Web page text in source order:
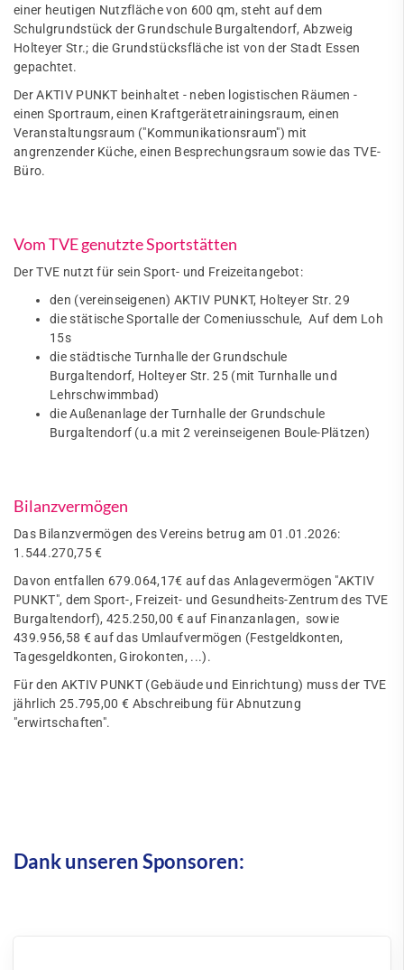
einer heutigen Nutzfläche von 600 qm, steht auf dem
Schulgrundstück der Grundschule Burgaltendorf, Abzweig
Holteyer Str.; die Grundstücksfläche ist von der Stadt Essen
gepachtet.
Der AKTIV PUNKT beinhaltet - neben logistischen Räumen -
einen Sportraum, einen Kraftgerätetrainingsraum, einen
Veranstaltungsraum ("Kommunikationsraum") mit
angrenzender Küche, einen Besprechungsraum sowie das TVE-
Büro.
Vom TVE genutzte Sportstätten
Der TVE nutzt für sein Sport- und Freizeitangebot:
den (vereinseigenen) AKTIV PUNKT, Holteyer Str. 29
die stätische Sportalle der Comeniusschule, Auf dem Loh
15s
die städtische Turnhalle der Grundschule
Burgaltendorf, Holteyer Str. 25 (mit Turnhalle und
Lehrschwimmbad)
die Außenanlage der Turnhalle der Grundschule
Burgaltendorf (u.a mit 2 vereinseigenen Boule-Plätzen)
Bilanzvermögen
Das Bilanzvermögen des Vereins betrug am 01.01.2026:
1.544.270,75 €
Davon entfallen 679.064,17€ auf das Anlagevermögen "AKTIV
PUNKT", dem Sport-, Freizeit- und Gesundheits-Zentrum des TVE
Burgaltendorf), 425.250,00 € auf Finanzanlagen, sowie
439.956,58 € auf das Umlaufvermögen (Festgeldkonten,
Tagesgeldkonten, Girokonten, ...).
Für den AKTIV PUNKT (Gebäude und Einrichtung) muss der TVE
jährlich 25.795,00 € Abschreibung für Abnutzung
"erwirtschaften".
Dank unseren Sponsoren: